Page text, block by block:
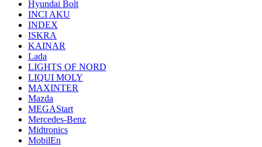
Hyundai Bolt
INCI AKU
INDEX
ISKRA
KAINAR
Lada
LIGHTS OF NORD
LIQUI MOLY
MAXINTER
Mazda
MEGAStart
Mercedes-Benz
Midtronics
MobilEn